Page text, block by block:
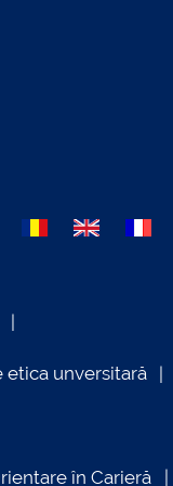
etica unversitară
în Carieră